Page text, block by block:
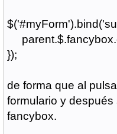
});
de forma que al
formulario y
fancybox.